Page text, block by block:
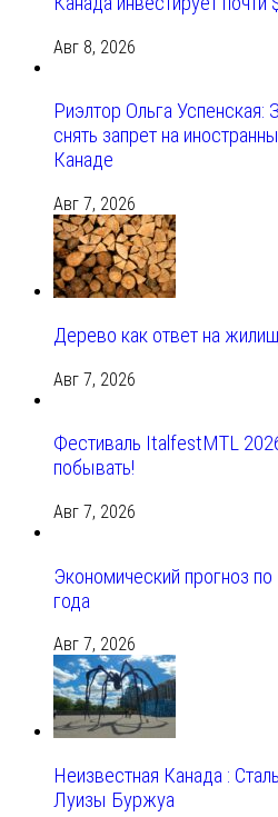
Авг 8, 2026
Риэлтор Ольга
снять запрет на
Канаде
Авг 7, 2026
Дерево как ответ на
Авг 7, 2026
Фестиваль ItalfestMTL
побывать!
Авг 7, 2026
Экономический прогноз
года
Авг 7, 2026
Неизвестная Канада :
Луизы Буржуа